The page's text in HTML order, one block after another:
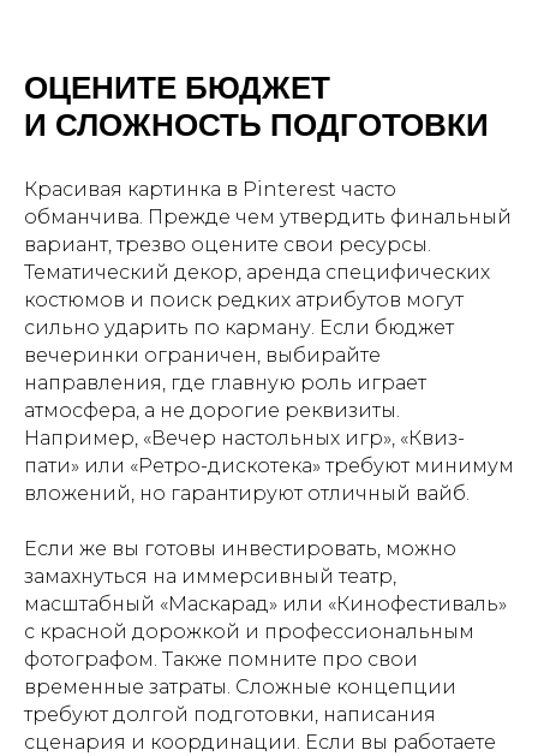
ОЦЕНИТЕ БЮДЖЕТ
И СЛОЖНОСТЬ ПОДГОТОВКИ
Красивая картинка в Pinterest часто
обманчива. Прежде чем утвердить финальный
вариант, трезво оцените свои ресурсы.
Тематический декор, аренда специфических
костюмов и поиск редких атрибутов могут
сильно ударить по карману. Если бюджет
вечеринки ограничен, выбирайте
направления, где главную роль играет
атмосфера, а не дорогие реквизиты.
Например, «Вечер настольных игр», «Квиз-
пати» или «Ретро-дискотека» требуют минимум
вложений, но гарантируют отличный вайб.
Если же вы готовы инвестировать, можно
замахнуться на иммерсивный театр,
масштабный «Маскарад» или «Кинофестиваль»
с красной дорожкой и профессиональным
фотографом. Также помните про свои
временные затраты. Сложные концепции
требуют долгой подготовки, написания
сценария и координации. Если вы работаете